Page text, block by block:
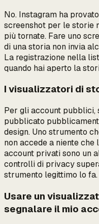
No. Instagram ha
screenshot per le storie
più tornate. Fare uno
di una storia non invia
La registrazione nella
quando hai aperto la
I visualizzatori di
Per gli account
pubblicato
design. Uno strumento
non accede a niente che
account privati sono un
controlli di privacy
strumento legittimo lo fa.
Usare un
segnalare il mio